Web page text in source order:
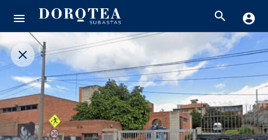
menu search account_circle
close